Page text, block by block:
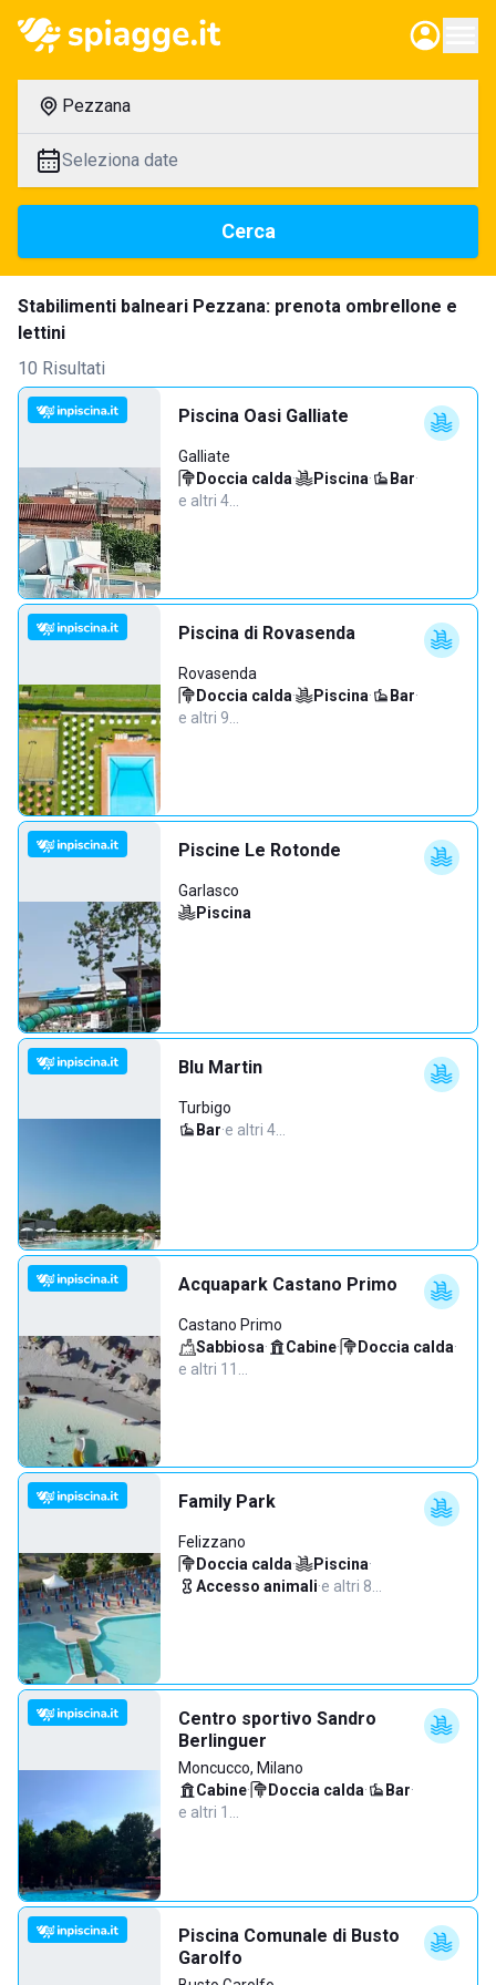
Pezzana
Seleziona date
Cerca
Stabilimenti balneari Pezzana: prenota ombrellone e
lettini
10 Risultati
Piscina Oasi Galliate
Galliate
Doccia calda· Piscina· Bar·
e altri 4…
Piscina di Rovasenda
Rovasenda
Doccia calda· Piscina· Bar·
e altri 9…
Piscine Le Rotonde
Garlasco
Piscina
Blu Martin
Turbigo
Bar·e altri 4…
Acquapark Castano Primo
Castano Primo
Sabbiosa· Cabine· Doccia calda·
e altri 11…
Family Park
Felizzano
Doccia calda· Piscina·
Accesso animali·e altri 8…
Centro sportivo Sandro
Berlinguer
Moncucco, Milano
Cabine· Doccia calda· Bar·
e altri 1…
Piscina Comunale di Busto
Garolfo